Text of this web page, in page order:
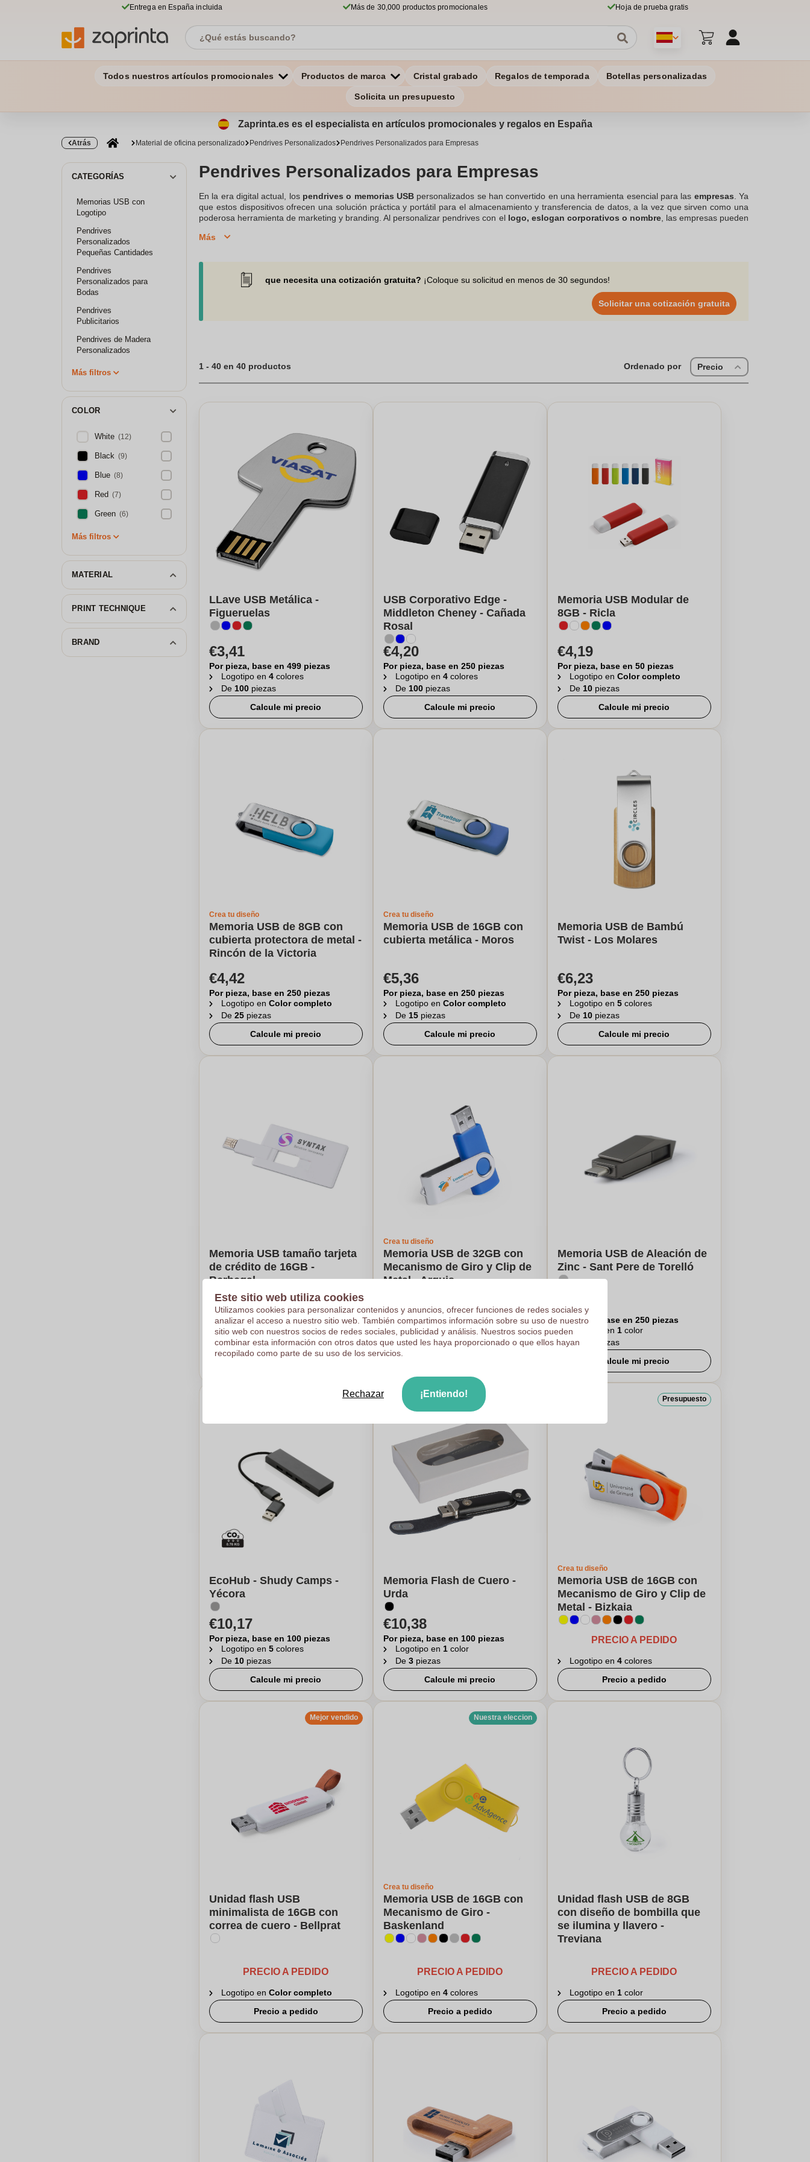
Entrega en España incluida Más de 30,000 productos promocionales Hoja de prueba gratis
Todos nuestros artículos promocionales Productos de marca Cristal grabado Regalos de temporada Botellas personalizadas
Solicita un presupuesto
Zaprinta.es es el especialista en artículos promocionales y regalos en España
Atrás Material de oficina personalizado Pendrives Personalizados Pendrives Personalizados para Empresas
CATEGORÍAS
Memorias USB con
Logotipo
Pendrives
Personalizados
Pequeñas Cantidades
Pendrives
Personalizados para
Bodas
Pendrives
Publicitarios
Pendrives de Madera
Personalizados
Más filtros
COLOR
White (12)
Black (9)
Blue (8)
Red (7)
Green (6)
Más filtros
MATERIAL
PRINT TECHNIQUE
BRAND
Pendrives Personalizados para Empresas
En la era digital actual, los pendrives o memorias USB personalizados se han convertido en una herramienta esencial para las empresas . Ya
que estos dispositivos ofrecen una solución práctica y portátil para el almacenamiento y transferencia de datos, a la vez que sirven como una
poderosa herramienta de marketing y branding. Al personalizar pendrives con el logo, eslogan corporativos o nombre, las empresas pueden
promocionales
ofrecemos los
marketing inteligente para cualquier empresa.
Más
que necesita una cotización gratuita? ¡Coloque su solicitud en menos de 30 segundos!
Solicitar una cotización gratuita
1 - 40 en 40 productos Ordenado por Precio
LLave USB Metálica -
Figueruelas
€3,41
Por pieza, base en 499 piezas
Logotipo en 4 colores
De 100 piezas
Calcule mi precio
USB Corporativo Edge -
Middleton Cheney - Cañada
Rosal
€4,20
Por pieza, base en 250 piezas
Logotipo en 4 colores
De 100 piezas
Calcule mi precio
Memoria USB Modular de
8GB - Ricla
€4,19
Por pieza, base en 50 piezas
Logotipo en Color completo
De 10 piezas
Calcule mi precio
Crea tu diseño
Memoria USB de 8GB con
cubierta protectora de metal -
Rincón de la Victoria
€4,42
Por pieza, base en 250 piezas
Logotipo en Color completo
De 25 piezas
Calcule mi precio
Crea tu diseño
Memoria USB de 16GB con
cubierta metálica - Moros
€5,36
Por pieza, base en 250 piezas
Logotipo en Color completo
De 15 piezas
Calcule mi precio
Memoria USB de Bambú
Twist - Los Molares
€6,23
Por pieza, base en 250 piezas
Logotipo en 5 colores
De 10 piezas
Calcule mi precio
Memoria USB tamaño tarjeta
de crédito de 16GB -
Berbegal
€6,50
Por pieza, base en 250 piezas
Logotipo en4colores
De10piezas
Calcule mi precio
Crea tu diseño
Memoria USB de 32GB con
Mecanismo de Giro y Clip de
Metal - Arguis
€6,77
Por pieza, base en 250 piezas
Logotipo en4colores
De5piezas
Memoria USB de Aleación de
Zinc - Sant Pere de Torelló
€8,26
Por pieza, base en 250 piezas
Logotipo en 1 color
De
piezas
Calcule mi precio
EcoHub - Shudy Camps -
Yécora
€10,17
Por pieza, base en 100 piezas
Logotipo en 5 colores
De 10 piezas
Calcule mi precio
Memoria Flash de Cuero -
Urda
€10,38
Por pieza, base en 100 piezas
Logotipo en 1 color
De 3 piezas
Calcule mi precio
Presupuesto
Crea tu diseño
Memoria USB de 16GB con
Mecanismo de Giro y Clip de
Metal - Bizkaia
PRECIO A PEDIDO
Logotipo en 4 colores
Precio a pedido
Mejor vendido
Unidad flash USB
minimalista de 16GB con
correa de cuero - Bellprat
PRECIO A PEDIDO
Logotipo en Color completo
Precio a pedido
Nuestra eleccion
Crea tu diseño
Memoria USB de 16GB con
Mecanismo de Giro -
Baskenland
PRECIO A PEDIDO
Logotipo en 4 colores
Precio a pedido
Unidad flash USB de 8GB
con diseño de bombilla que
se ilumina y llavero -
Treviana
PRECIO A PEDIDO
Logotipo en 1 color
Precio a pedido
Este sitio web utiliza cookies
Utilizamos cookies para personalizar contenidos y anuncios, ofrecer funciones de redes sociales y
analizar el acceso a nuestro sitio web. También compartimos información sobre su uso de nuestro
sitio web con nuestros socios de redes sociales, publicidad y análisis. Nuestros socios pueden
combinar esta información con otros datos que usted les haya proporcionado o que ellos hayan
recopilado como parte de su uso de los servicios.
Rechazar ¡Entiendo!